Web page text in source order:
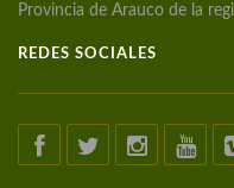
Provincia de Arauco de la
REDES SOCIALES